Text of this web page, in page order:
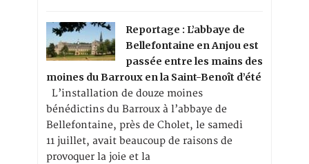
Reportage : L’abbaye de
Bellefontaine en Anjou est
passée entre les mains des
moines du Barroux en la Saint-Benoît d’été
L’installation de douze moines
bénédictins du Barroux à l’abbaye de
Bellefontaine, près de Cholet, le samedi
11 juillet, avait beaucoup de raisons de
provoquer la joie et la